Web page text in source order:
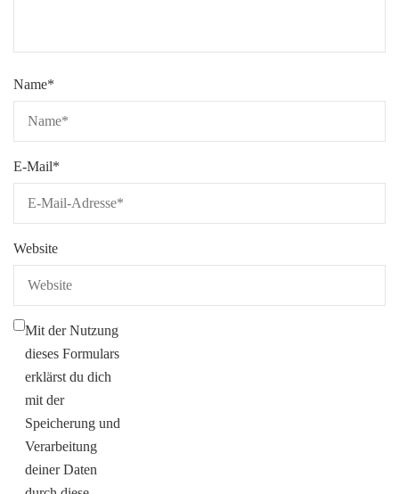
Name*
E-Mail*
Website
Mit der Nutzung
dieses Formulars
erklärst du dich
mit der
Speicherung und
Verarbeitung
deiner Daten